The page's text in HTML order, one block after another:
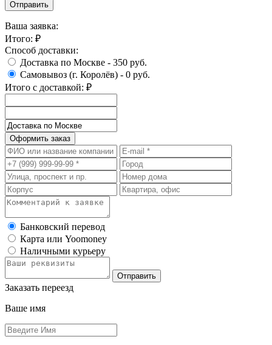
Отправить
Ваша заявка:
Итого: ₽
Способ доставки:
Доставка по Москве - 350 руб.
Самовывоз (г. Королёв) - 0 руб.
Итого с доставкой: ₽
Банковский перевод
Карта или Yoomoney
Наличными курьеру
Заказать переезд
Ваше имя